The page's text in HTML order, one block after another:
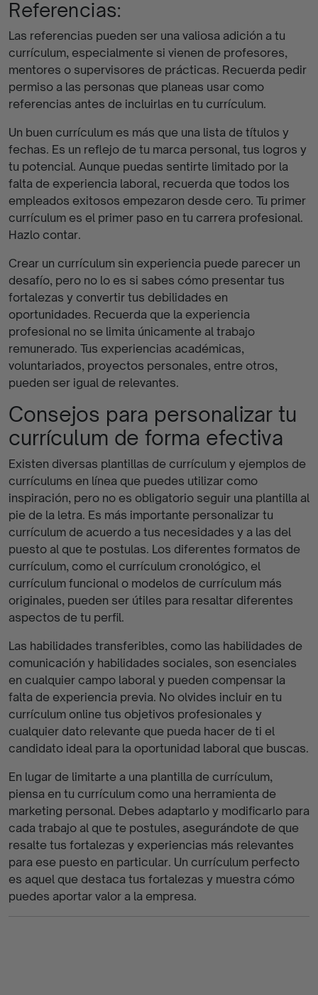
Referencias:
Las referencias pueden ser una valiosa adición a tu
currículum, especialmente si vienen de profesores,
mentores o supervisores de prácticas. Recuerda pedir
permiso a las personas que planeas usar como
referencias antes de incluirlas en tu currículum.
Un buen currículum es más que una lista de títulos y
fechas. Es un reflejo de tu marca personal, tus logros y
tu potencial. Aunque puedas sentirte limitado por la
falta de experiencia laboral, recuerda que todos los
empleados exitosos empezaron desde cero. Tu primer
currículum es el primer paso en tu carrera profesional.
Hazlo contar.
Crear un currículum sin experiencia puede parecer un
desafío, pero no lo es si sabes cómo presentar tus
fortalezas y convertir tus debilidades en
oportunidades. Recuerda que la experiencia
profesional no se limita únicamente al trabajo
remunerado. Tus experiencias académicas,
voluntariados, proyectos personales, entre otros,
pueden ser igual de relevantes.
Consejos para personalizar tu
currículum de forma efectiva
Existen diversas plantillas de currículum y ejemplos de
currículums en línea que puedes utilizar como
inspiración, pero no es obligatorio seguir una plantilla al
pie de la letra. Es más importante personalizar tu
currículum de acuerdo a tus necesidades y a las del
puesto al que te postulas. Los diferentes formatos de
currículum, como el currículum cronológico, el
currículum funcional o modelos de currículum más
originales, pueden ser útiles para resaltar diferentes
aspectos de tu perfil.
Las habilidades transferibles, como las habilidades de
comunicación y habilidades sociales, son esenciales
en cualquier campo laboral y pueden compensar la
falta de experiencia previa. No olvides incluir en tu
currículum online tus objetivos profesionales y
cualquier dato relevante que pueda hacer de ti el
candidato ideal para la oportunidad laboral que buscas.
En lugar de limitarte a una plantilla de currículum,
piensa en tu currículum como una herramienta de
marketing personal. Debes adaptarlo y modificarlo para
cada trabajo al que te postules, asegurándote de que
resalte tus fortalezas y experiencias más relevantes
para ese puesto en particular. Un currículum perfecto
es aquel que destaca tus fortalezas y muestra cómo
puedes aportar valor a la empresa.